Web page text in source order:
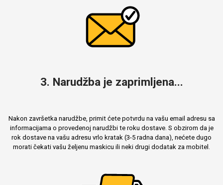
3. Narudžba je zaprimljena...
Nakon završetka narudžbe, primit ćete potvrdu na vašu email adresu sa
informacijama o provedenoj narudžbi te roku dostave. S obzirom da je
rok dostave na vašu adresu vrlo kratak (3-5 radna dana), nećete dugo
morati čekati vašu željenu maskicu ili neki drugi dodatak za mobitel.